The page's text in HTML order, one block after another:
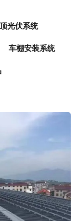
光伏系统
车棚安装系统